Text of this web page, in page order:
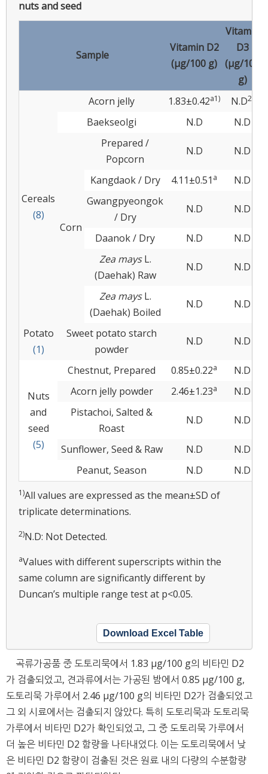
nuts and seed
Sample
Vitamin D2
(μg/100 g)
Vitamin
D3
(μg/100
g)
Cereals
(8)
Acorn jelly 1.83±0.42a1) N.D2)
Baekseolgi N.D N.D
Corn
Prepared /
Popcorn
N.D N.D
Kangdaok / Dry 4.11±0.51 a
N.D
Gwangpyeongok
/ Dry
N.D N.D
Daanok / Dry N.D
N.D
Zea maysL.
(Daehak) Raw
N.D N.D
Zea maysL.
(Daehak) Boiled
N.D N.D
Potato
(1)
Sweet potato starch
powder
N.D N.D
Nuts
and
seed
(5)
Chestnut, Prepared 0.85±0.22a
N.D
Acorn jelly powder
2.46±1.23a
N.D
Pistachoi, Salted &
Roast
N.D N.D
Sunflower, Seed & Raw N.D
N.D
Peanut, Season
N.D N.D
1)All values are expressed as the mean±SD of
triplicate determinations.
2)N.D: Not Detected.
aValues with different superscripts within the
same column are significantly different by
Duncan’s multiple range test at p<0.05.
Download Excel Table
곡류가공품 중 도토리묵에서 1.83 μg/100 g의 비타민 D2
가 검출되었고, 견과류에서는 가공된 밤에서 0.85 μg/100 g,
도토리묵 가루에서 2.46 μg/100 g의 비타민 D2가 검출되었고
그 외 시료에서는 검출되지 않았다. 특히 도토리묵과 도토리묵
가루에서 비타민 D2가 확인되었고, 그 중 도토리묵 가루에서
더 높은 비타민 D2 함량을 나타내었다. 이는 도토리묵에서 낮
은 비타민 D2 함량이 검출된 것은 원료 내의 다량의 수분함량